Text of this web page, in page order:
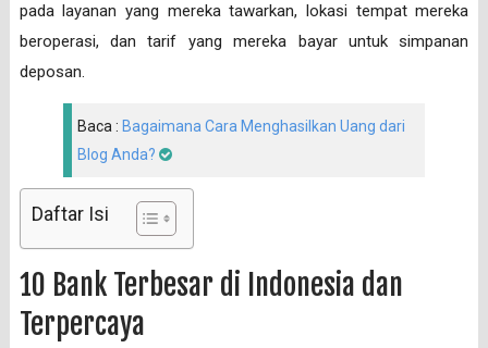
pada layanan yang mereka tawarkan, lokasi tempat mereka
beroperasi, dan tarif yang mereka bayar untuk simpanan
deposan.
Baca : Bagaimana Cara Menghasilkan Uang dari
Blog Anda?
Daftar Isi
10 Bank Terbesar di Indonesia dan
Terpercaya